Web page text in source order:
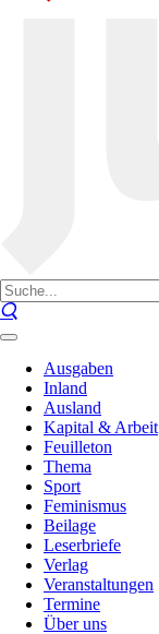
Ausgaben
Inland
Ausland
Kapital & Arbeit
Feuilleton
Thema
Sport
Feminismus
Beilage
Leserbriefe
Verlag
Veranstaltungen
Termine
Über uns